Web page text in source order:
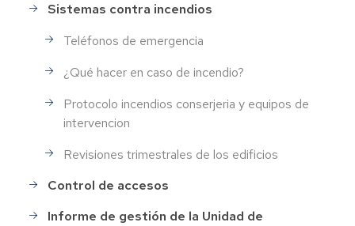
Sistemas contra incendios
Teléfonos de emergencia
¿Qué hacer en caso de incendio?
Protocolo incendios conserjeria y equipos de
intervencion
Revisiones trimestrales de los edificios
Control de accesos
Informe de gestión de la Unidad de